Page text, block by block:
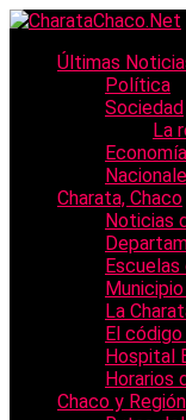
Últimas
Política
Sociedad
La
Economía
Charata, Chaco
Noticias
Escuelas
La
El
Hospital
Horarios
Chaco y Región